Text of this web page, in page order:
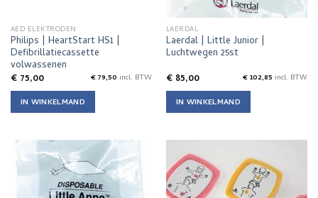
AED ELEKTRODEN
Philips | HeartStart HS1 |
Defibrillatiecassette
volwassenen
€75,00 €79,50 incl. BTW
IN WINKELMAND
LAERDAL
Laerdal | Little Junior |
Luchtwegen 25st
€85,00 €102,85 incl. BTW
IN WINKELMAND